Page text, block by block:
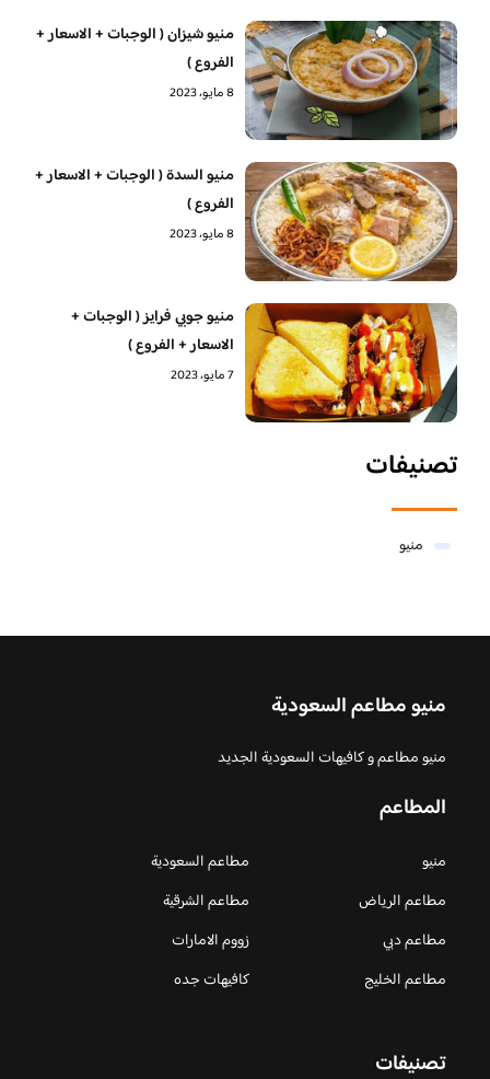
منيو شيزان ( الوجبات + الاسعار +
الفروع )
8 مايو، 2023
منيو السدة ( الوجبات + الاسعار +
الفروع )
8 مايو، 2023
منيو جوبي فرايز ( الوجبات +
الاسعار + الفروع )
7 مايو، 2023
تصنيفات
منيو
منيو مطاعم السعودية
منيو مطاعم و كافيهات السعودية الجديد
المطاعم
منيو
مطاعم السعودية
مطاعم الرياض
مطاعم الشرقية
مطاعم دبي
زووم الامارات
مطاعم الخليج
كافيهات جده
تصنيفات